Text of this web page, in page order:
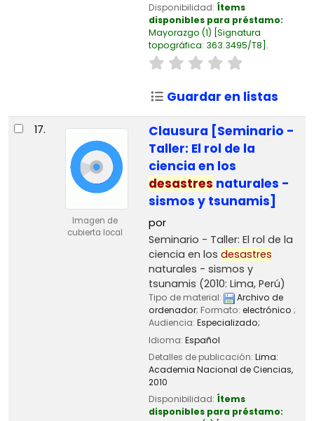
Disponibilidad: Ítems
disponibles para préstamo:
Mayorazgo (1) Signatura
topográfica: 363.3495/T8 .
Guardar en listas
17.
Imagen de
cubierta local
Clausura [Seminario -
Taller: El rol de la
ciencia en los
desastres naturales -
sismos y tsunamis]
por
Seminario - Taller: El rol de la
ciencia en los desastres
naturales - sismos y
tsunamis (2010: Lima, Perú)
Tipo de material:
Archivo de
ordenador; Formato: electrónico ;
Audiencia: Especializado;
Idioma: Español
Detalles de publicación: Lima:
Academia Nacional de Ciencias,
2010
Disponibilidad: Ítems
disponibles para préstamo: